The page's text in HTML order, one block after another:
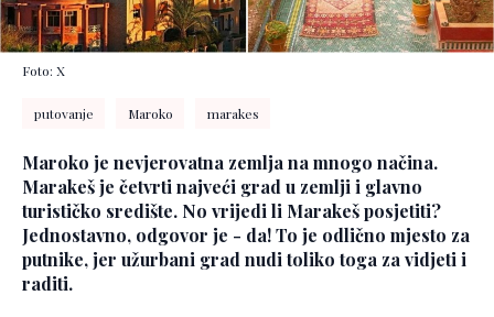
Foto: X
putovanje Maroko marakes
Maroko je nevjerovatna zemlja na mnogo načina.
Marakeš je četvrti najveći grad u zemlji i glavno
turističko središte. No vrijedi li Marakeš posjetiti?
Jednostavno, odgovor je - da! To je odlično mjesto za
putnike, jer užurbani grad nudi toliko toga za vidjeti i
raditi.